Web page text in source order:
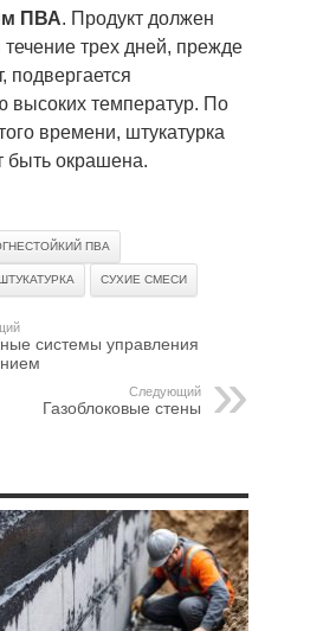
ПВА. Продукт должен
течение трех дней, прежде
подвергается
высоких температур. По
времени, штукатурка
быть окрашена.
ПВА
СУХИЕ СМЕСИ
системы управления
Следующий
Газоблоковые стены